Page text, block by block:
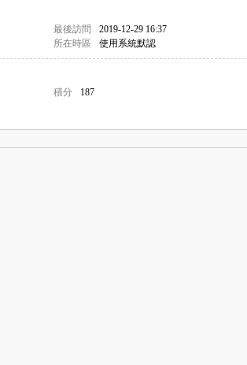
最後訪問
2019-12-29 16:37
所在時區 使用系統默認
積分
187